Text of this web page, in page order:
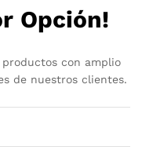
Opción!
con amplio
de nuestros clientes.